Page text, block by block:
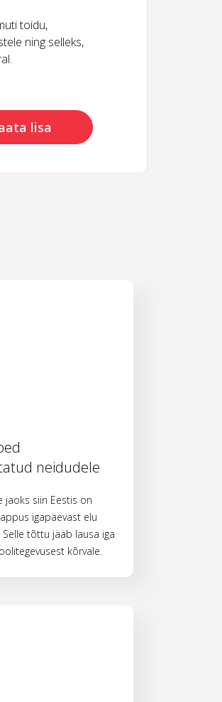
toidu,
ning selleks,
lisa
neidudele
jaoks siin Eestis on
igapäevast elu
tõttu jääb lausa iga
kõrvale.